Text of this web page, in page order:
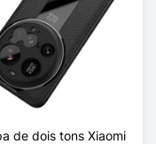
de dois tons Xiaomi